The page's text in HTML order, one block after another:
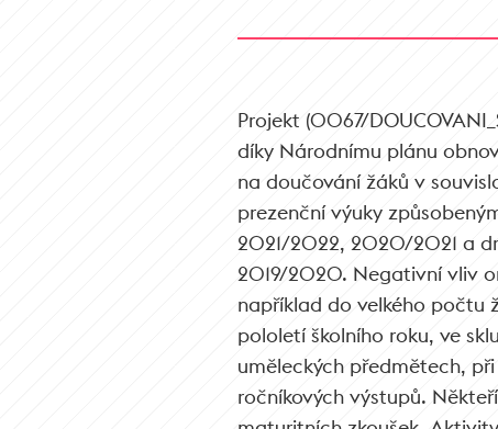
Projekt (0067/
díky Národnímu plánu
na doučování žáků v
prezenční výuky
2021/2022, 2020/2021 a
2019/2020. Negativní vliv
například do velkého počtu
pololetí školního roku, ve
uměleckých předmětech,
ročníkových výstupů.